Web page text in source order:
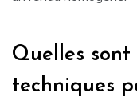
Quelles
techniques